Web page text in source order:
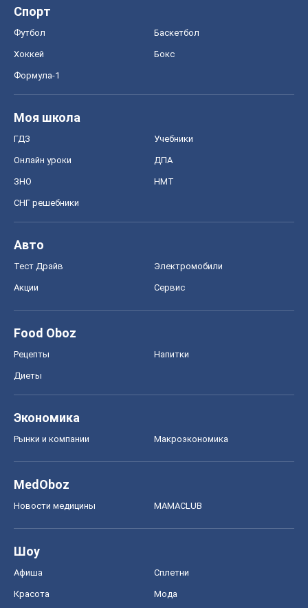
Спорт
Футбол Баскетбол
Хоккей Бокс
Формула-1
Моя школа
ГДЗ Учебники
Онлайн уроки ДПА
ЗНО НМТ
СНГ решебники
Авто
Тест Драйв Электромобили
Акции Сервис
Food Oboz
Рецепты Напитки
Диеты
Экономика
Рынки и компании Mакроэкономика
MedOboz
Новости медицины MAMACLUB
Шоу
Афиша Сплетни
Красота Мода